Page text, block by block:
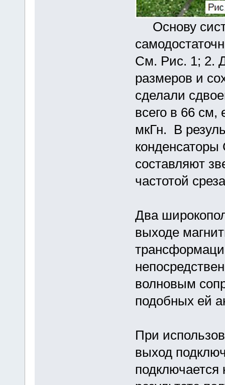
Основу
См. Рис. 1; 2.
размеров и
сделали
всего в 66 см,
мкГн. В
составляют
частотой
Два
выходе
волновым
подобных ей
При
выход